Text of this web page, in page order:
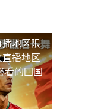
地区限
播地区
看的回国